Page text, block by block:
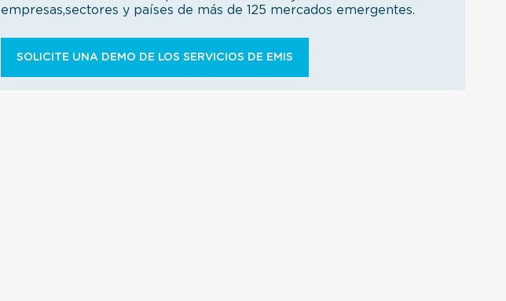
empresas,sectores y países de más de 125 mercados emergentes.
SOLICITE UNA DEMO DE LOS SERVICIOS DE EMIS